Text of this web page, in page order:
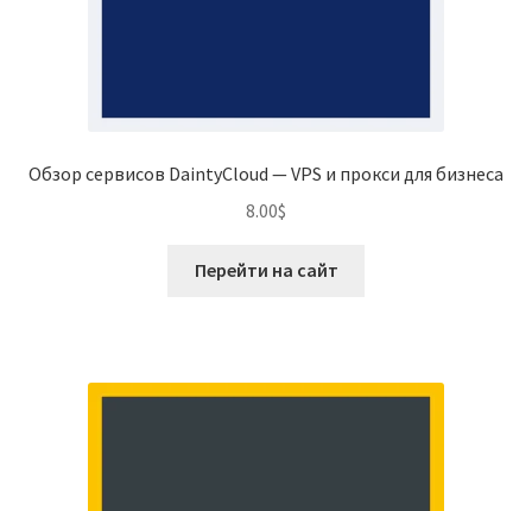
Обзор сервисов DaintyCloud — VPS и прокси для бизнеса
8.00$
Перейти на сайт